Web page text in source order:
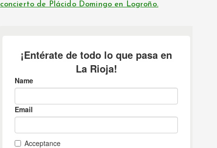
concierto de Plácido Domingo en Logroño.